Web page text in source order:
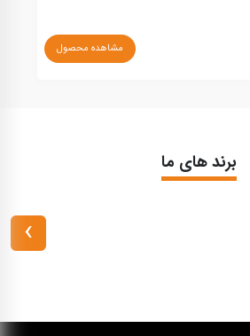
مشاهده محصول
برند های ما
›